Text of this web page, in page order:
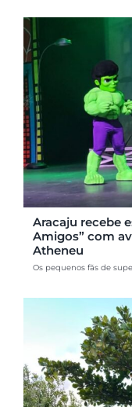
Aracaju recebe
Amigos” com
Atheneu
Os pequenos fãs de